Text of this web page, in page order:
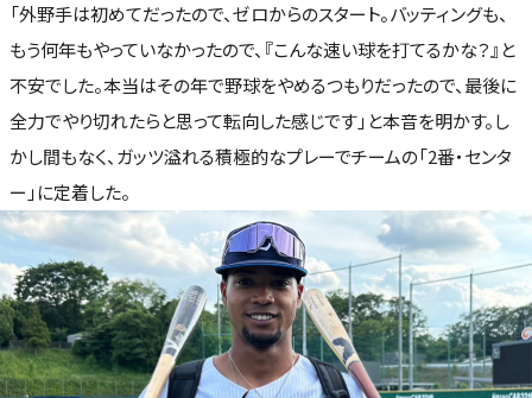
「外野手は初めてだったので、ゼロからのスタート。バッティングも、
もう何年もやっていなかったので、『こんな速い球を打てるかな？』と
不安でした。本当はその年で野球をやめるつもりだったので、最後に
全力でやり切れたらと思って転向した感じです」と本音を明かす。し
かし間もなく、ガッツ溢れる積極的なプレーでチームの「2番・センタ
ー」に定着した。